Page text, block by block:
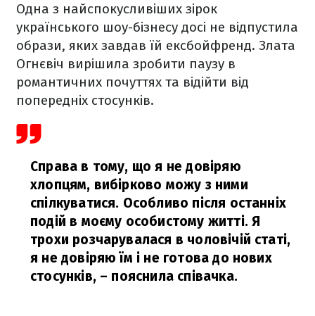
Одна з найспокусливіших зірок
українського шоу-бізнесу досі не відпустила
образи, яких завдав їй ексбойфренд. Злата
Огнєвіч вирішила зробити паузу в
романтичних почуттях та відійти від
попередніх стосунків.
Справа в тому, що я не довіряю
хлопцям, вибірково можу з ними
спілкуватися. Особливо після останніх
подій в моєму особистому житті. Я
трохи розчарувалася в чоловічій статі,
я не довіряю їм і не готова до нових
стосунків, – пояснила співачка.